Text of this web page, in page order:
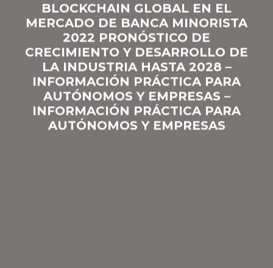
BLOCKCHAIN GLOBAL EN EL
MERCADO DE BANCA MINORISTA
2022 PRONÓSTICO DE
CRECIMIENTO Y DESARROLLO DE
LA INDUSTRIA HASTA 2028 –
INFORMACIÓN PRÁCTICA PARA
AUTÓNOMOS Y EMPRESAS –
INFORMACIÓN PRÁCTICA PARA
AUTÓNOMOS Y EMPRESAS